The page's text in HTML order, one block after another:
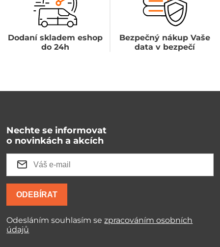
Dodaní skladem eshop
do 24h
Bezpečný nákup Vaše
data v bezpečí
Nechte se informovat
o novinkách a akcích
ODEBÍRAT
Odesláním souhlasím sezpracováním osobních
údajů